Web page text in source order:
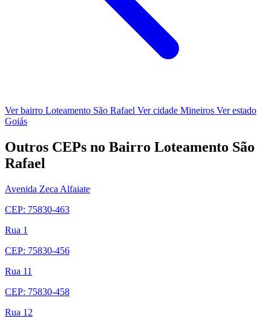
Ver bairro Loteamento São Rafael Ver cidade Mineiros Ver estado
Goiás
Outros CEPs no Bairro Loteamento São
Rafael
Avenida Zeca Alfaiate
CEP: 75830-463
Rua 1
CEP: 75830-456
Rua 11
CEP: 75830-458
Rua 12